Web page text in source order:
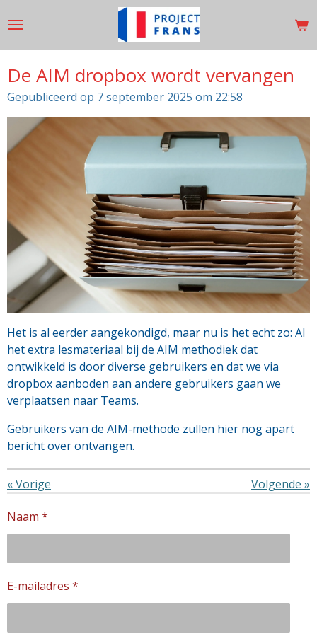
direct
naar
hoofdinhoud
De AIM dropbox wordt vervangen
Gepubliceerd op 7 september 2025 om 22:58
Het is al eerder aangekondigd, maar nu is het echt zo: Al
het extra lesmateriaal bij de AIM methodiek dat
ontwikkeld is door diverse gebruikers en dat we via
dropbox aanboden aan andere gebruikers gaan we
verplaatsen naar Teams.
Gebruikers van de AIM-methode zullen hier nog apart
bericht over ontvangen.
«Vorige Volgende »
Naam *
E-mailadres *